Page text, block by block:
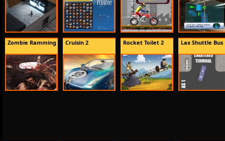
Zombie Ramming Cruisin 2 Rocket Toilet 2 Lax Shuttle Bus